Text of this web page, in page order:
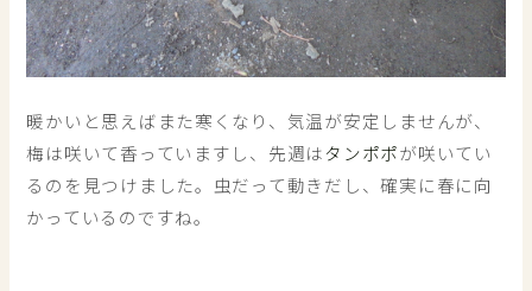
暖かいと思えばまた寒くなり、気温が安定しませんが、
梅は咲いて香っていますし、先週はタンポポが咲いてい
るのを見つけました。虫だって動きだし、確実に春に向
かっているのですね。